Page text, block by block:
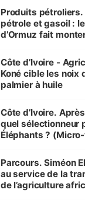
menacées
Produits pétroliers.
pétrole et gasoil :
d’Ormuz fait
Côte d’Ivoire -
Koné cible les noix
palmier à huile
Côte d’Ivoire.
quel sélectionneur
Éléphants ?
Parcours. Siméon
au service de la
de l’agriculture